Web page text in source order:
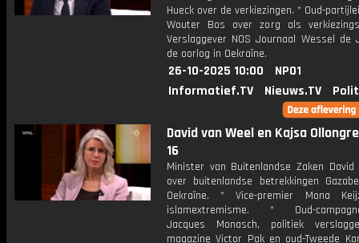
Hueck over de verkiezingen. * Oud-
Wouter Bos over zorg als
Verslaggever NOS Journaal Wessel de
de oorlog in Oekraïne.
26-10-2025 10:00
NPO1
Informatief.TV
Nieuws.TV
David van Weel en Kajsa
16
Minister van Buitenlandse Zaken David
over buitenlandse betrekkingen
Oekraïne. * Vice-premier Mona
islamextremisme. * Oud-
Jacques Monasch, politiek
magazine Victor Pak en oud-Tweede